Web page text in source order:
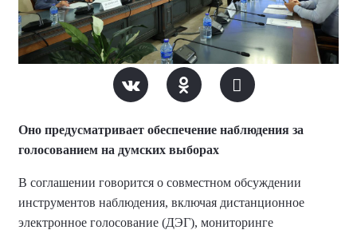
Оно предусматривает обеспечение наблюдения за
голосованием на думских выборах
В соглашении говорится о совместном обсуждении
инструментов наблюдения, включая дистанционное
электронное голосование (ДЭГ), мониторинге